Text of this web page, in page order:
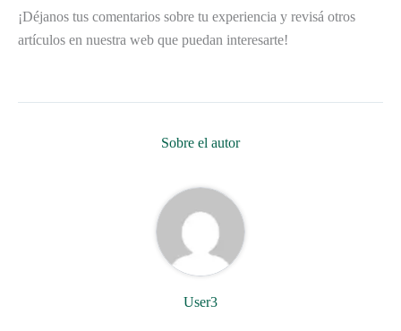
¡Déjanos tus comentarios sobre tu experiencia y revisá otros
artículos en nuestra web que puedan interesarte!
Sobre el autor
User3